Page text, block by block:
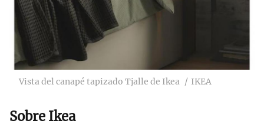
Vista del canapé tapizado Tjalle de Ikea IKEA
Sobre Ikea